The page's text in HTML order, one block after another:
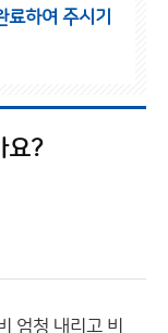
하여 주시기
요?
엄청 내리고 비